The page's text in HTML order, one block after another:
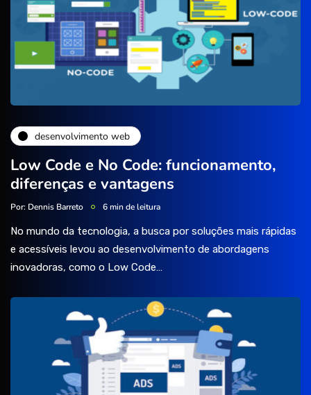
desenvolvimento web
Low Code e No Code: funcionamento,
diferenças e vantagens
Por: Dennis Barreto 6 min de leitura
No mundo da tecnologia, a busca por soluções mais rápidas
e acessíveis levou ao desenvolvimento de abordagens
inovadoras, como o Low Code…